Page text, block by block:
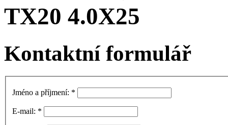
TX20 4.0X25
Kontaktní formulář
Jméno a příjmení: *
E-mail: *